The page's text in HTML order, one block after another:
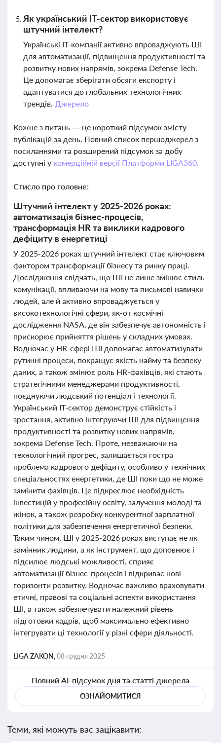
Як український IT-сектор використовує
штучний інтелект?
Українські IT-компанії активно впроваджують ШІ
для автоматизації, підвищення продуктивності та
розвитку нових напрямів, зокрема Defense Tech.
Це допомагає зберігати обсяги експорту і
адаптуватися до глобальних технологічних
трендів. Джерело
Кожне з питань — це короткий підсумок змісту
публікацій за день. Повний список першоджерел з
посиланнями та розширений підсумок за добу
доступні у комерційній версії Платформи LIGA360.
Стисло про головне:
Штучний інтелект у 2025-2026 роках:
автоматизація бізнес-процесів,
трансформація HR та виклики кадрового
дефіциту в енергетиці
У 2025-2026 роках штучний інтелект стає ключовим
фактором трансформації бізнесу та ринку праці.
Дослідження свідчать, що ШІ не лише змінює стиль
комунікації, впливаючи на мову та письмові навички
людей, але й активно впроваджується у
високотехнологічні сфери, як-от космічні
дослідження NASA, де він забезпечує автономність і
прискорює прийняття рішень у складних умовах.
Водночас у HR-сфері ШІ допомагає автоматизувати
рутинні процеси, покращує якість найму та безпеку
даних, а також змінює роль HR-фахівців, які стають
стратегічними менеджерами продуктивності,
поєднуючи людський потенціал і технології.
Український IT-сектор демонструє стійкість і
зростання, активно інтегруючи ШІ для підвищення
продуктивності та розвитку нових напрямів,
зокрема Defense Tech. Проте, незважаючи на
технологічний прогрес, залишається гостра
проблема кадрового дефіциту, особливо у технічних
спеціальностях енергетики, де ШІ поки що не може
замінити фахівців. Це підкреслює необхідність
інвестицій у професійну освіту, залучення молоді та
жінок, а також розробку конкурентної зарплатної
політики для забезпечення енергетичної безпеки.
Таким чином, ШІ у 2025-2026 роках виступає не як
замінник людини, а як інструмент, що доповнює і
підсилює людські можливості, сприяє
автоматизації бізнес-процесів і відкриває нові
горизонти розвитку. Водночас важливо враховувати
етичні, правові та соціальні аспекти використання
ШІ, а також забезпечувати належний рівень
підготовки кадрів, щоб максимально ефективно
інтегрувати ці технології у різні сфери діяльності.
LIGA ZAKON,08 грудня 2025
Повний AI-підсумок дня та статті-джерела
ОЗНАЙОМИТИСЯ
Теми, які можуть вас зацікавити: